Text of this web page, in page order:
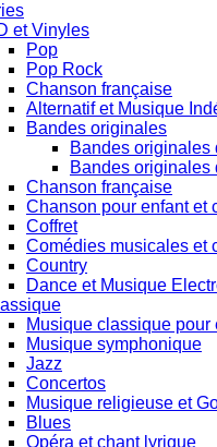
et Vinyles
Pop
Pop Rock
Chanson française
Alternatif et Musique
Bandes originales
Bandes originales
Bandes originales
Chanson française
Chanson pour enfant et
Coffret
Comédies musicales et
Country
Dance et Musique
Musique classique pour
Musique symphonique
Jazz
Concertos
Musique religieuse et
Blues
Opéra et chant lyrique